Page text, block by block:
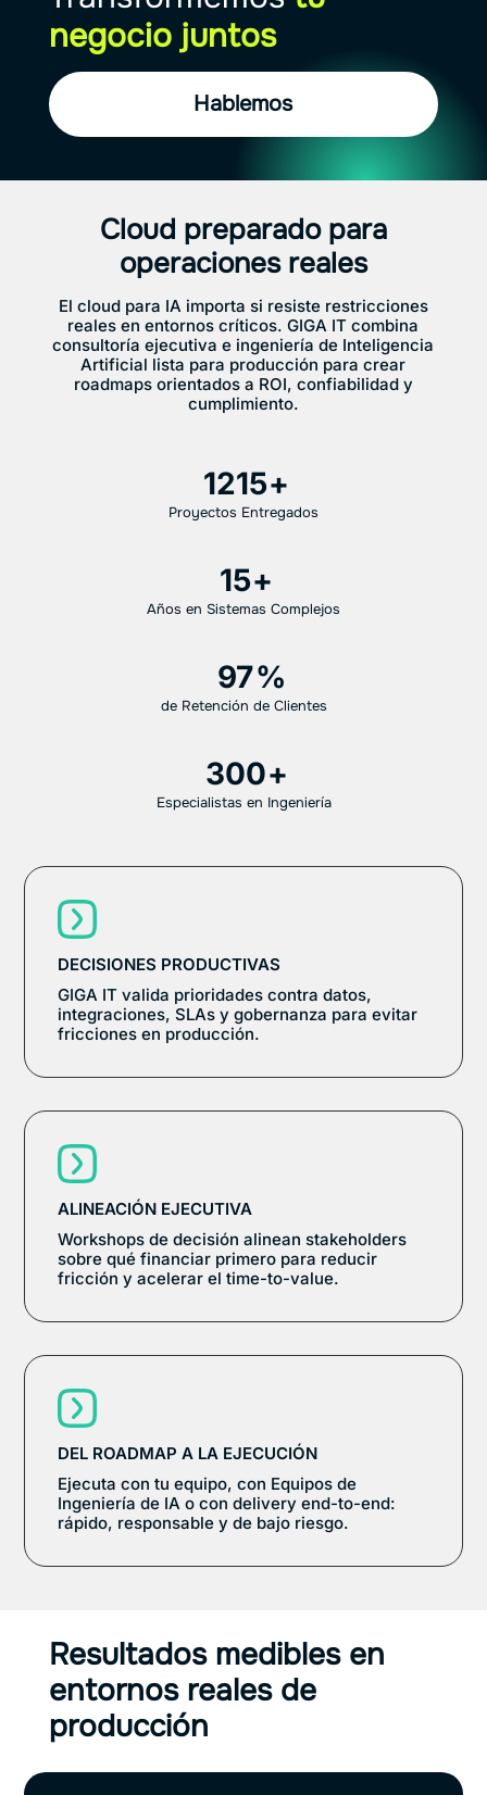
negocio juntos
Hablemos
Cloud preparado para
operaciones reales
El cloud para IA importa si resiste restricciones
reales en entornos críticos. GIGA IT combina
consultoría ejecutiva e ingeniería de Inteligencia
Artificial lista para producción para crear
roadmaps orientados a ROI, confiabilidad y
cumplimiento.
1215
Proyectos Entregados
15
Años en Sistemas Complejos
97
de Retención de Clientes
300
Especialistas en Ingeniería
DECISIONES PRODUCTIVAS
GIGA IT valida prioridades contra datos,
integraciones, SLAs y gobernanza para evitar
fricciones en producción.
ALINEACIÓN EJECUTIVA
Workshops de decisión alinean stakeholders
sobre qué financiar primero para reducir
fricción y acelerar el time-to-value.
DEL ROADMAP A LA EJECUCIÓN
Ejecuta con tu equipo, con Equipos de
Ingeniería de IA o con delivery end-to-end:
rápido, responsable y de bajo riesgo.
Resultados medibles en
entornos reales de
producción